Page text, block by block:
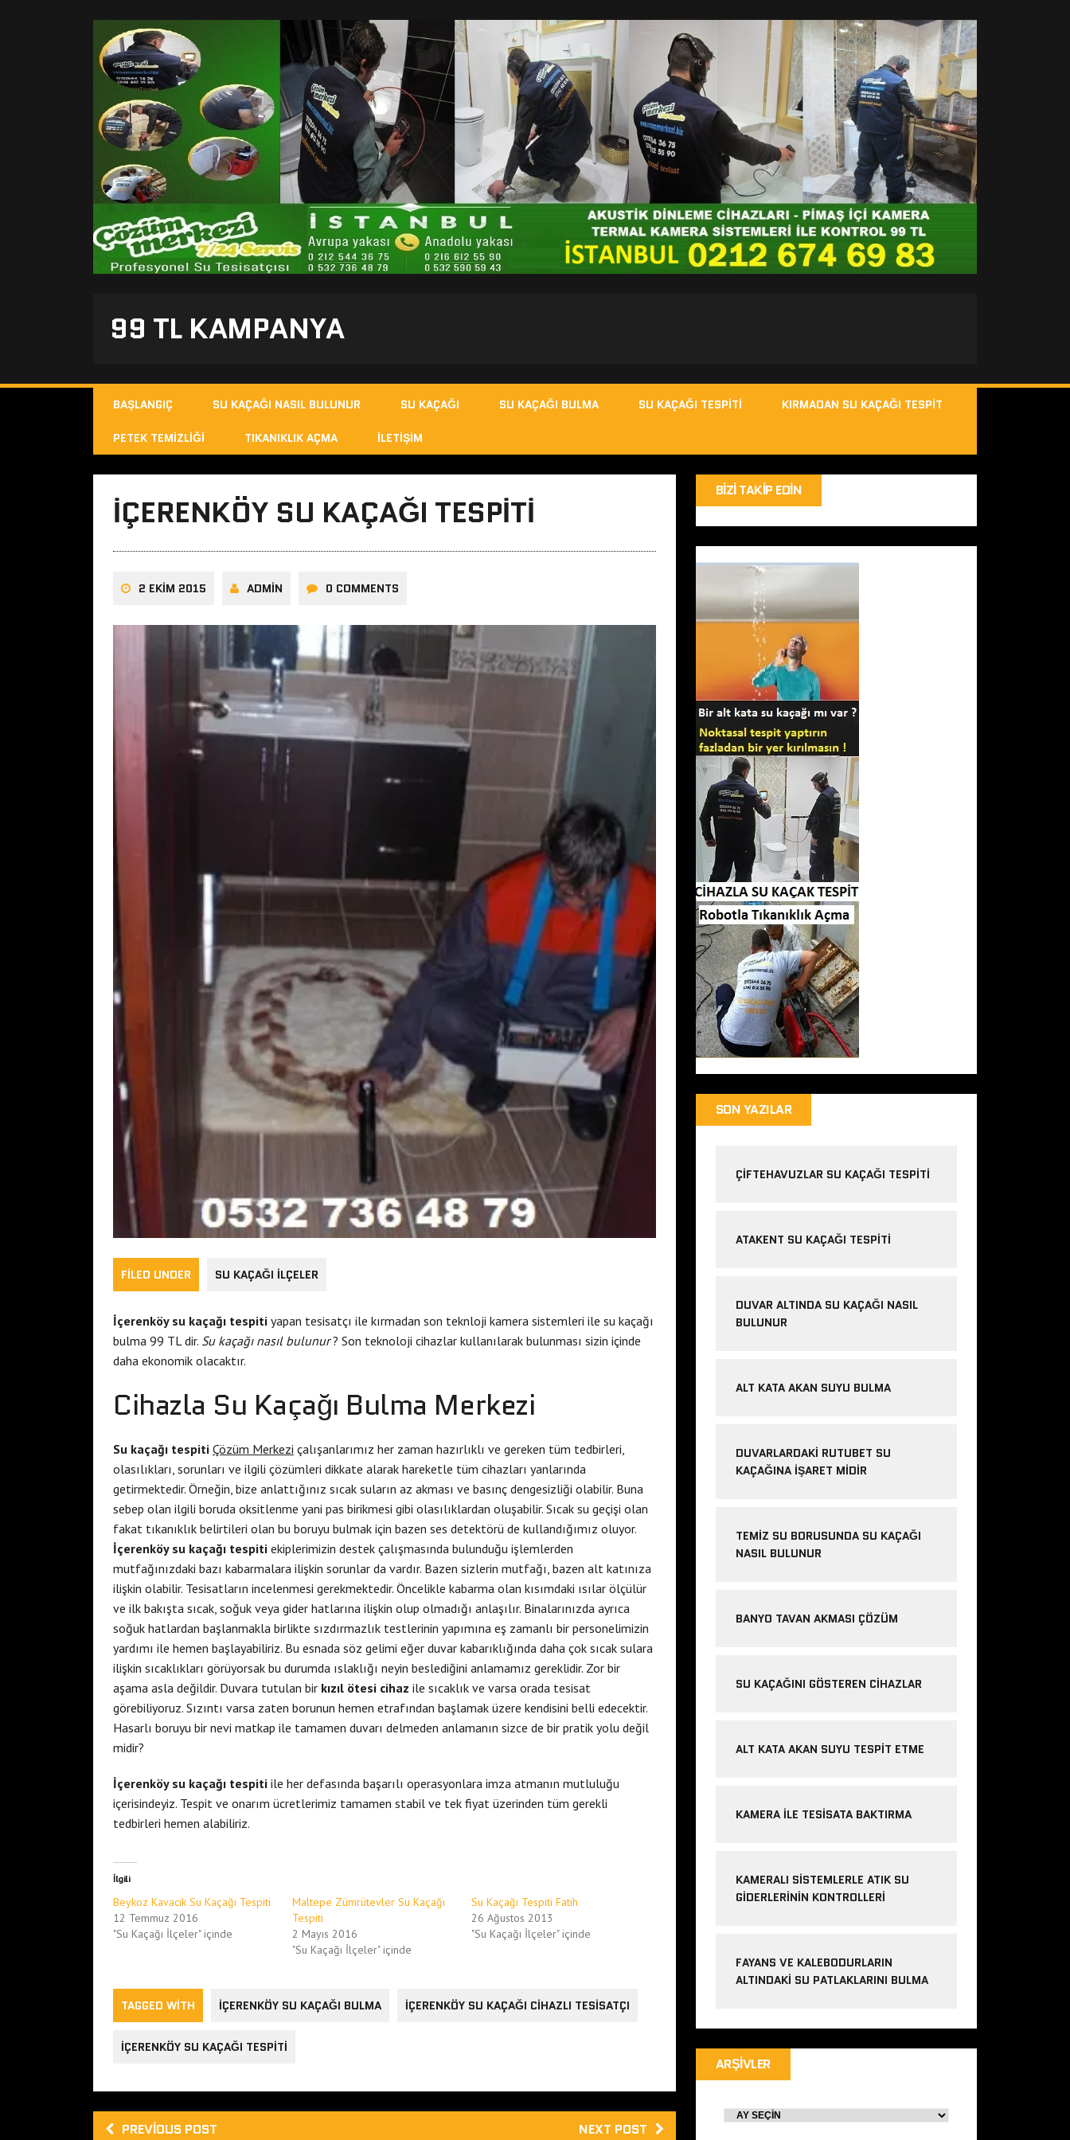
99 TL KAMPANYA
BAŞLANGIÇ SU KAÇAĞI NASIL BULUNUR SU KAÇAĞI SU KAÇAĞI BULMA SU KAÇAĞI TESPITI KIRMADAN SU KAÇAĞI TESPIT
PETEK TEMIZLIĞI TIKANIKLIK AÇMA İLETIŞIM
İÇERENKÖY SU KAÇAĞI TESPITI
2 EKIM 2015 ADMIN 0 COMMENTS
FILED UNDER SU KAÇAĞI İLÇELER
İçerenköy su kaçağı tespiti yapan tesisatçı ile kırmadan son teknloji kamera sistemleri ile su kaçağı
bulma 99 TL dir. Su kaçağı nasıl bulunur? Son teknoloji cihazlar kullanılarak bulunması sizin içinde
daha ekonomik olacaktır.
Cihazla Su Kaçağı Bulma Merkezi
Su kaçağı tespiti Çözüm Merkezi çalışanlarımız her zaman hazırlıklı ve gereken tüm tedbirleri,
olasılıkları, sorunları ve ilgili çözümleri dikkate alarak hareketle tüm cihazları yanlarında
getirmektedir. Örneğin, bize anlattığınız sıcak suların az akması ve basınç dengesizliği olabilir. Buna
sebep olan ilgili boruda oksitlenme yani pas birikmesi gibi olasılıklardan oluşabilir. Sıcak su geçişi olan
fakat tıkanıklık belirtileri olan bu boruyu bulmak için bazen ses detektörü de kullandığımız oluyor.
İçerenköy su kaçağı tespiti ekiplerimizin destek çalışmasında bulunduğu işlemlerden
mutfağınızdaki bazı kabarmalara ilişkin sorunlar da vardır. Bazen sizlerin mutfağı, bazen alt katınıza
ilişkin olabilir. Tesisatların incelenmesi gerekmektedir. Öncelikle kabarma olan kısımdaki ısılar ölçülür
ve ilk bakışta sıcak, soğuk veya gider hatlarına ilişkin olup olmadığı anlaşılır. Binalarınızda ayrıca
soğuk hatlardan başlanmakla birlikte sızdırmazlık testlerinin yapımına eş zamanlı bir personelimizin
yardımı ile hemen başlayabiliriz. Bu esnada söz gelimi eğer duvar kabarıklığında daha çok sıcak sulara
ilişkin sıcaklıkları görüyorsak bu durumda ıslaklığı neyin beslediğini anlamamız gereklidir. Zor bir
aşama asla değildir. Duvara tutulan bir kızıl ötesi cihaz ile sıcaklık ve varsa orada tesisat
görebiliyoruz. Sızıntı varsa zaten borunun hemen etrafından başlamak üzere kendisini belli edecektir.
Hasarlı boruyu bir nevi matkap ile tamamen duvarı delmeden anlamanın sizce de bir pratik yolu değil
midir?
İçerenköy su kaçağı tespiti ile her defasında başarılı operasyonlara imza atmanın mutluluğu
içerisindeyiz. Tespit ve onarım ücretlerimiz tamamen stabil ve tek fiyat üzerinden tüm gerekli
tedbirleri hemen alabiliriz.
İlgili
Beykoz Kavacık Su Kaçağı Tespiti
12 Temmuz 2016
"Su Kaçağı İlçeler" içinde
Maltepe Zümrütevler Su Kaçağı
Tespiti
2 Mayıs 2016
"Su Kaçağı İlçeler" içinde
Su Kaçağı Tespiti Fatih
26 Ağustos 2013
"Su Kaçağı İlçeler" içinde
TAGGED WITH IÇERENKÖY SU KAÇAĞI BULMA IÇERENKÖY SU KAÇAĞI CIHAZLI TESISATÇI
IÇERENKÖY SU KAÇAĞI TESPITI
PREVIOUS POST NEXT POST
BIZI TAKIP EDIN
SON YAZILAR
ÇIFTEHAVUZLAR SU KAÇAĞI TESPITI
ATAKENT SU KAÇAĞI TESPITI
DUVAR ALTINDA SU KAÇAĞI NASIL
BULUNUR
ALT KATA AKAN SUYU BULMA
DUVARLARDAKI RUTUBET SU
KAÇAĞINA İŞARET MIDIR
TEMIZ SU BORUSUNDA SU KAÇAĞI
NASIL BULUNUR
BANYO TAVAN AKMASI ÇÖZÜM
SU KAÇAĞINI GÖSTEREN CIHAZLAR
ALT KATA AKAN SUYU TESPIT ETME
KAMERA ILE TESISATA BAKTIRMA
KAMERALI SISTEMLERLE ATIK SU
GIDERLERININ KONTROLLERI
FAYANS VE KALEBODURLARIN
ALTINDAKI SU PATLAKLARINI BULMA
ARŞIVLER